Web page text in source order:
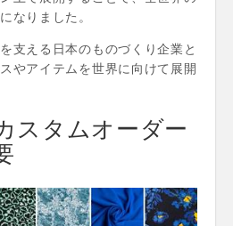
なりました。
支える日本のものづくり企業と
やアイテムを世界に向けて展開
スタムオーダー